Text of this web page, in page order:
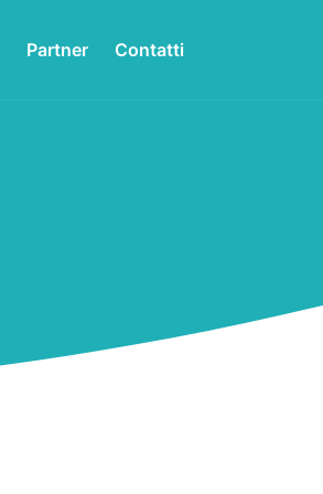
Partner Contatti